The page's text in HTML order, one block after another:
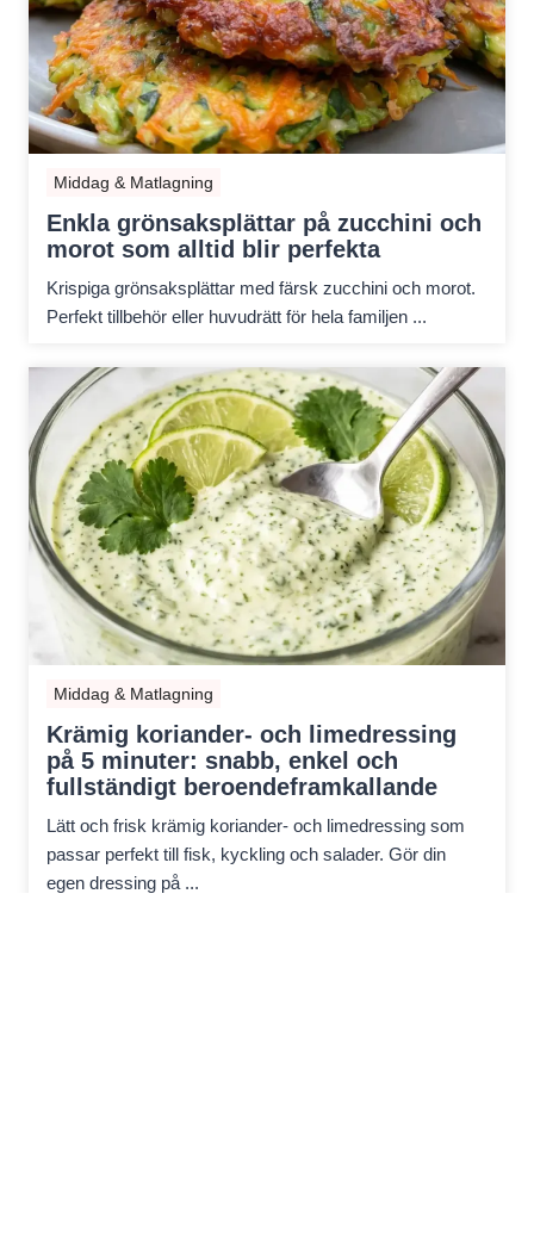
Middag & Matlagning
Enkla grönsaksplättar på zucchini och
morot som alltid blir perfekta
Krispiga grönsaksplättar med färsk zucchini och morot.
Perfekt tillbehör eller huvudrätt för hela familjen ...
Middag & Matlagning
Krämig koriander- och limedressing
på 5 minuter: snabb, enkel och
fullständigt beroendeframkallande
Lätt och frisk krämig koriander- och limedressing som
passar perfekt till fisk, kyckling och salader. Gör din
egen dressing på ...